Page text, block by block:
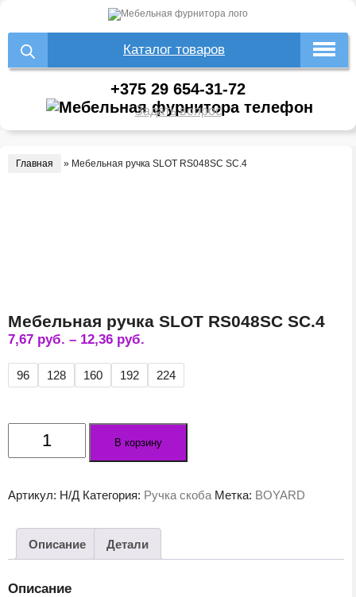
Каталог товаров
+375 29 654-31-72
Задать вопрос
Главная » Мебельная ручка SLOT RS048SC SC.4
Мебельная ручка SLOT RS048SC SC.4
7,67 руб. – 12,36 руб.
96 128 160 192 224
Количество
товара
SLOT
SC.4
В корзину
Артикул: Н/Д Категория: Ручка скоба Метка: BOYARD
Описание Детали
Описание